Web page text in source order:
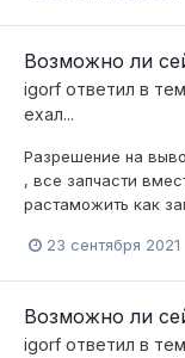
Возможно ли
igorf ответил в
ехал...
Разрешение на
, все запчасти
растаможить как
23 сентября 2021
Возможно ли
igorf ответил в